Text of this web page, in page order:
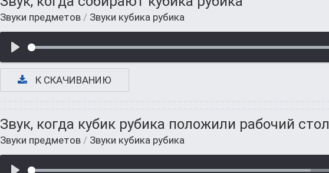
Звуки предметов / Звуки кубика рубика
К СКАЧИВАНИЮ
Звук, когда кубик рубика положили рабочий стол
Звуки предметов / Звуки кубика рубика